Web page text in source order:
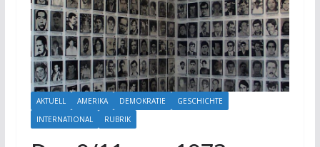
AKTUELL AMERIKA DEMOKRATIE
GESCHICHTE
INTERNATIONAL
RUBRIK